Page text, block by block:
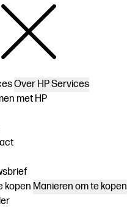
Over HP Services
met HP
kopen Manieren om te kopen